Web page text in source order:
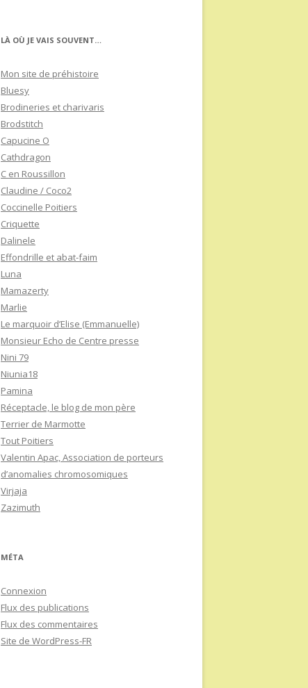
LÀ OÙ JE VAIS SOUVENT…
Mon site de préhistoire
Bluesy
Brodineries et charivaris
Brodstitch
Capucine O
Cathdragon
C en Roussillon
Claudine / Coco2
Coccinelle Poitiers
Criquette
Dalinele
Effondrille et abat-faim
Luna
Mamazerty
Marlie
Le marquoir d’Elise (Emmanuelle)
Monsieur Echo de Centre presse
Nini 79
Niunia18
Pamina
Réceptacle, le blog de mon père
Terrier de Marmotte
Tout Poitiers
Valentin Apac, Association de porteurs
d’anomalies chromosomiques
Virjaja
Zazimuth
MÉTA
Connexion
Flux des publications
Flux des commentaires
Site de WordPress-FR